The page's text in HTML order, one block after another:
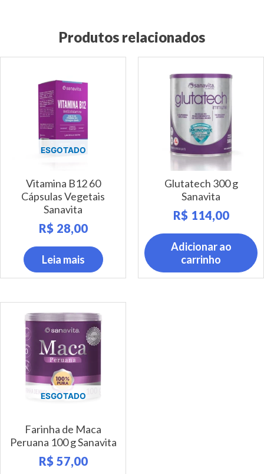
Produtos relacionados
ESGOTADO
Vitamina B12 60
Cápsulas Vegetais
Sanavita
R$ 28,00
Leia mais
Glutatech 300 g
Sanavita
R$ 114,00
Adicionar ao
carrinho
ESGOTADO
Farinha de Maca
Peruana 100 g Sanavita
R$ 57,00